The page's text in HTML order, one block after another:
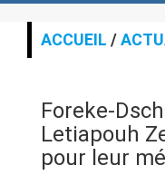
ACTUALITE
ALERTE
ANNONCE
ACCUEIL /
Foreke-
Letiapouh
pour leur